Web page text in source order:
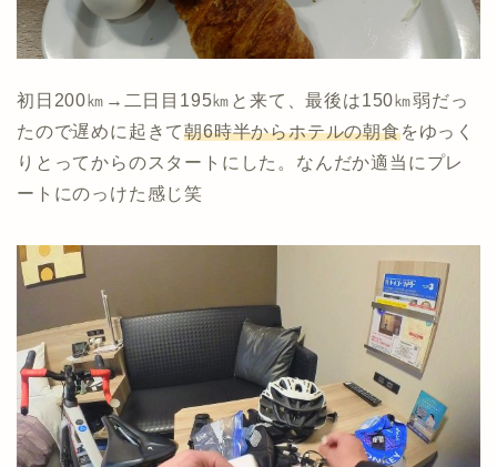
初日200㎞→二日目195㎞と来て、最後は150㎞弱だっ
たので遅めに起きて朝6時半からホテルの朝食をゆっく
りとってからのスタートにした。なんだか適当にプレ
ートにのっけた感じ笑